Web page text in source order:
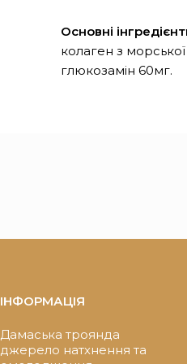
Основні
колаген з
глюкозамін 60мг.
ІНФОРМАЦІЯ
Дамаська троянда
джерело натхнення та